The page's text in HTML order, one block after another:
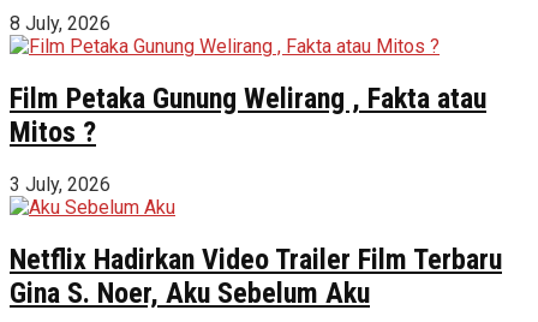
8 July, 2026
Film Petaka Gunung Welirang , Fakta atau
Mitos ?
3 July, 2026
Netflix Hadirkan Video Trailer Film Terbaru
Gina S. Noer, Aku Sebelum Aku